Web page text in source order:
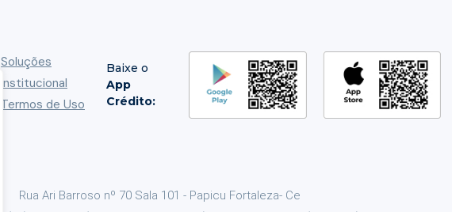
Soluções
Institucional
Termos de Uso
Baixe o
App
Crédito:
Rua Ari Barroso nº 70 Sala 101 - Papicu Fortaleza- Ce